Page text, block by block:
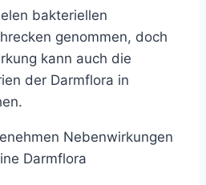
bakteriellen
genommen, doch
kann auch die
der Darmflora in
Nebenwirkungen
Darmflora